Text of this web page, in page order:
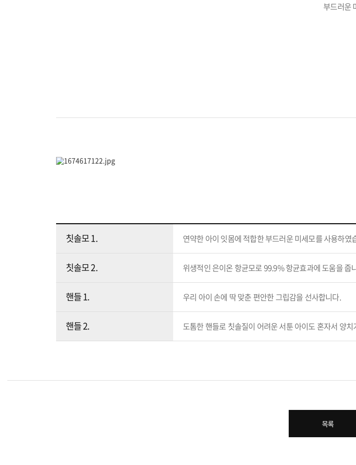
부드러운
칫솔모 1. 연약한 아이 잇몸에 적합한 부드러운 미세모를 사용하였
칫솔모 2. 위생적인 은이온 항균모로 99.9% 항균효과에 도움을 줍
핸들 1. 우리 아이 손에 딱 맞춘 편안한 그립감을 선사합니다.
핸들 2. 도톰한 핸들로 칫솔질이 어려운 서툰 아이도 혼자서 양
목록